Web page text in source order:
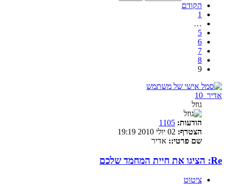
הקודם
1
…
5
6
7
8
9
אדיר_10
גוזל
הודעות: 1105
הצטרף:
שם פרטי:: אדיר
Re: הציגו את חיית המחמד שלכם
ציטוט